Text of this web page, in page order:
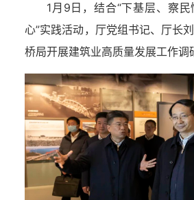
1月9日，结合“下基层、察
心”实践活动，厅党组书记、厅长
桥局开展建筑业高质量发展工作调